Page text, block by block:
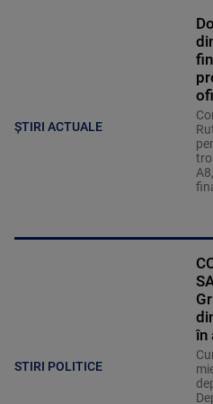
ȘTIRI ACTUALE
STIRI POLITICE
în